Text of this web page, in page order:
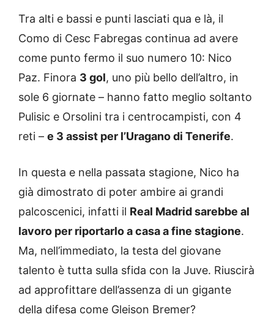
Tra alti e bassi e punti lasciati qua e là, il
Como di Cesc Fabregas continua ad avere
come punto fermo il suo numero 10: Nico
Paz. Finora 3 gol, uno più bello dell’altro, in
sole 6 giornate – hanno fatto meglio soltanto
Pulisic e Orsolini tra i centrocampisti, con 4
reti – e 3 assist per l’Uragano di Tenerife.
In questa e nella passata stagione, Nico ha
già dimostrato di poter ambire ai grandi
palcoscenici, infatti il Real Madrid sarebbe al
lavoro per riportarlo a casa a fine stagione.
Ma, nell’immediato, la testa del giovane
talento è tutta sulla sfida con la Juve. Riuscirà
ad approfittare dell’assenza di un gigante
della difesa come Gleison Bremer?